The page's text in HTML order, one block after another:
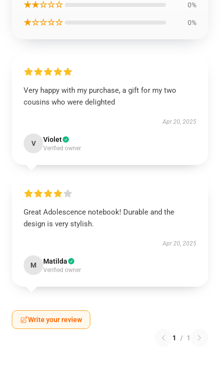
★★☆☆☆ 0%
★☆☆☆☆ 0%
Very happy with my purchase, a gift for my two
cousins who were delighted
Apr 20, 2025
V Violet
Verified owner
Great Adolescence notebook! Durable and the
design is very stylish.
Apr 20, 2025
M Matilda
Verified owner
Write your review
1 / 1